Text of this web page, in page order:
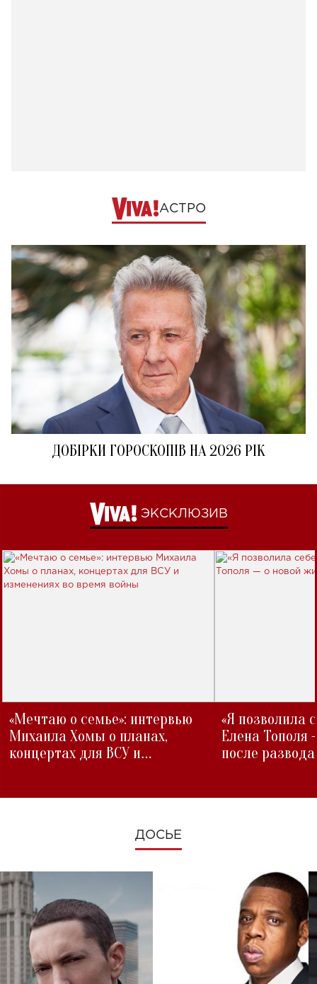
АСТРО
ДОБІРКИ ГОРОСКОПІВ НА 2026 РІК
ЭКСКЛЮЗИВ
«Мечтаю о семье»: интервью
Михаила Хомы о планах,
концертах для ВСУ и
«Я позволила
Елена Тополя
после развода
ДОСЬЕ